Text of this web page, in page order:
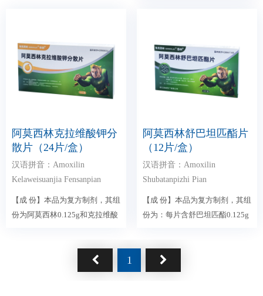
阿莫西林克拉维酸钾分
散片（24片/盒）
汉语拼音：Amoxilin
Kelaweisuanjia Fensanpian
【成 份】本品为复方制剂，其组
份为阿莫西林0.125g和克拉维酸
阿莫西林舒巴坦匹酯片
（12片/盒）
汉语拼音：Amoxilin
Shubatanpizhi Pian
【成 份】本品为复方制剂，其组
份为：每片含舒巴坦匹酯0.125g
1